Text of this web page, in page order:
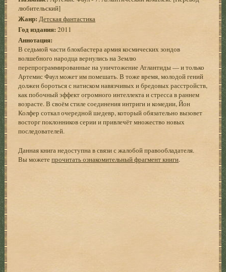
любительский]
Жанр: Детская фантастика
Год издания: 2011
Аннотация:
В седьмой части блокбастера армия космических зондов
волшебного народца вернулись на Землю
перепрограммированные на уничтожение Атлантиды — и только
Артемис Фаул может им помешать. В тоже время, молодой гений
должен бороться с натиском навязчивых и бредовых расстройств,
как побочный эффект огромного интеллекта и стресса в раннем
возрасте. В своём стиле соединения интриги и комедии, Йон
Колфер соткал очередной шедевр, который обязательно вызовет
восторг поклонников серии и привлечёт множество новых
последователей.
Данная книга недоступна в связи с жалобой правообладателя.
Вы можетепрочитать ознакомительный фрагмент книги.